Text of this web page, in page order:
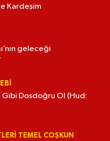
Kardeşim
geleceği
Dosdoğru Ol (Hud:
TEMEL COŞKUN